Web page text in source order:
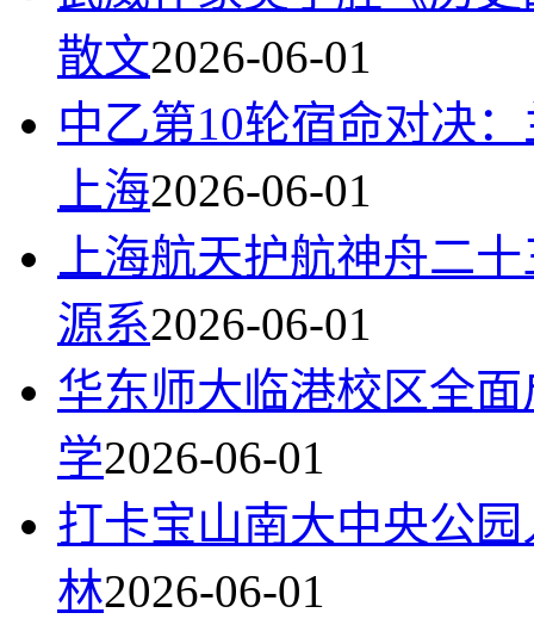
散文2026-06-01
中乙第10轮宿命对决
上海2026-06-01
上海航天护航神舟二
源系2026-06-01
华东师大临港校区全
学2026-06-01
打卡宝山南大中央公
林2026-06-01